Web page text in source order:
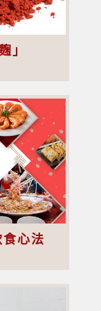
」
心法